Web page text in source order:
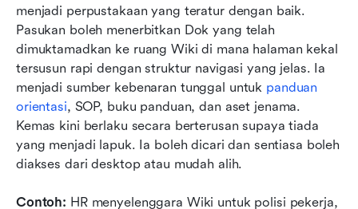
menjadi perpustakaan yang teratur dengan baik.
Pasukan boleh menerbitkan Dok yang telah
dimuktamadkan ke ruang Wiki di mana halaman kekal
tersusun rapi dengan struktur navigasi yang jelas. Ia
menjadi sumber kebenaran tunggal untuk panduan
orientasi, SOP, buku panduan, dan aset jenama.
Kemas kini berlaku secara berterusan supaya tiada
yang menjadi lapuk. Ia boleh dicari dan sentiasa boleh
diakses dari desktop atau mudah alih.
Contoh: HR menyelenggara Wiki untuk polisi pekerja,